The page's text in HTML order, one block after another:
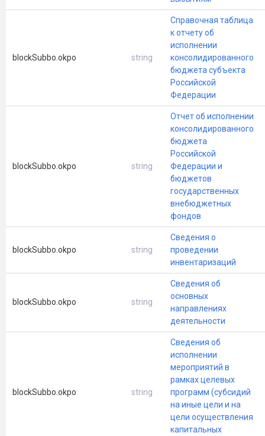
blockSubbo.okpo string
Справочная таблица
к отчету об
исполнении
консолидированного
бюджета субъекта
Российской
Федерации
blockSubbo.okpo string
Отчет об исполнении
консолидированного
бюджета
Российской
Федерации и
бюджетов
государственных
внебюджетных
фондов
blockSubbo.okpo string
Сведения о
проведении
инвентаризаций
blockSubbo.okpo string
Сведения об
основных
направлениях
деятельности
blockSubbo.okpo string
Сведения об
исполнении
мероприятий в
рамках целевых
программ (субсидий
на иные цели и на
цели осуществления
капитальных